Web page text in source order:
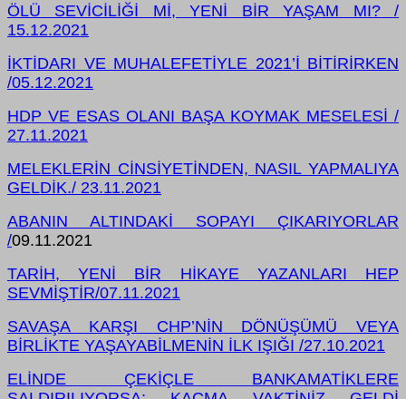
ÖLÜ SEVİCİLİĞİ Mİ, YENİ BİR YAŞAM MI? /
15.12.2021
İKTİDARI VE MUHALEFETİYLE 2021’İ BİTİRİRKEN
/05.12.2021
HDP VE ESAS OLANI BAŞA KOYMAK MESELESİ /
27.11.2021
MELEKLERİN CİNSİYETİNDEN, NASIL YAPMALIYA
GELDİK./ 23.11.2021
ABANIN ALTINDAKİ SOPAYI ÇIKARIYORLAR
/09.11.2021
TARİH, YENİ BİR HİKAYE YAZANLARI HEP
SEVMİŞTİR/07.11.2021
SAVAŞA KARŞI CHP’NİN DÖNÜŞÜMÜ VEYA
BİRLİKTE YAŞAYABİLMENİN İLK IŞIĞI /27.10.2021
ELİNDE ÇEKİÇLE BANKAMATİKLERE